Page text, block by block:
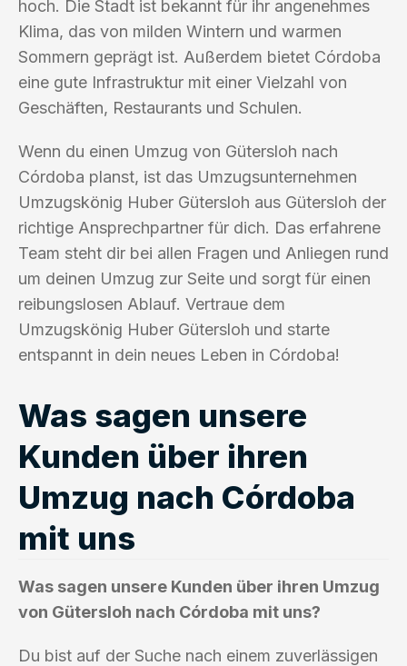
hoch. Die Stadt ist bekannt für ihr angenehmes
Klima, das von milden Wintern und warmen
Sommern geprägt ist. Außerdem bietet Córdoba
eine gute Infrastruktur mit einer Vielzahl von
Geschäften, Restaurants und Schulen.
Wenn du einen Umzug von Gütersloh nach
Córdoba planst, ist das Umzugsunternehmen
Umzugskönig Huber Gütersloh aus Gütersloh der
richtige Ansprechpartner für dich. Das erfahrene
Team steht dir bei allen Fragen und Anliegen rund
um deinen Umzug zur Seite und sorgt für einen
reibungslosen Ablauf. Vertraue dem
Umzugskönig Huber Gütersloh und starte
entspannt in dein neues Leben in Córdoba!
Was sagen unsere
Kunden über ihren
Umzug nach Córdoba
mit uns
Was sagen unsere Kunden über ihren Umzug
von Gütersloh nach Córdoba mit uns?
Du bist auf der Suche nach einem zuverlässigen